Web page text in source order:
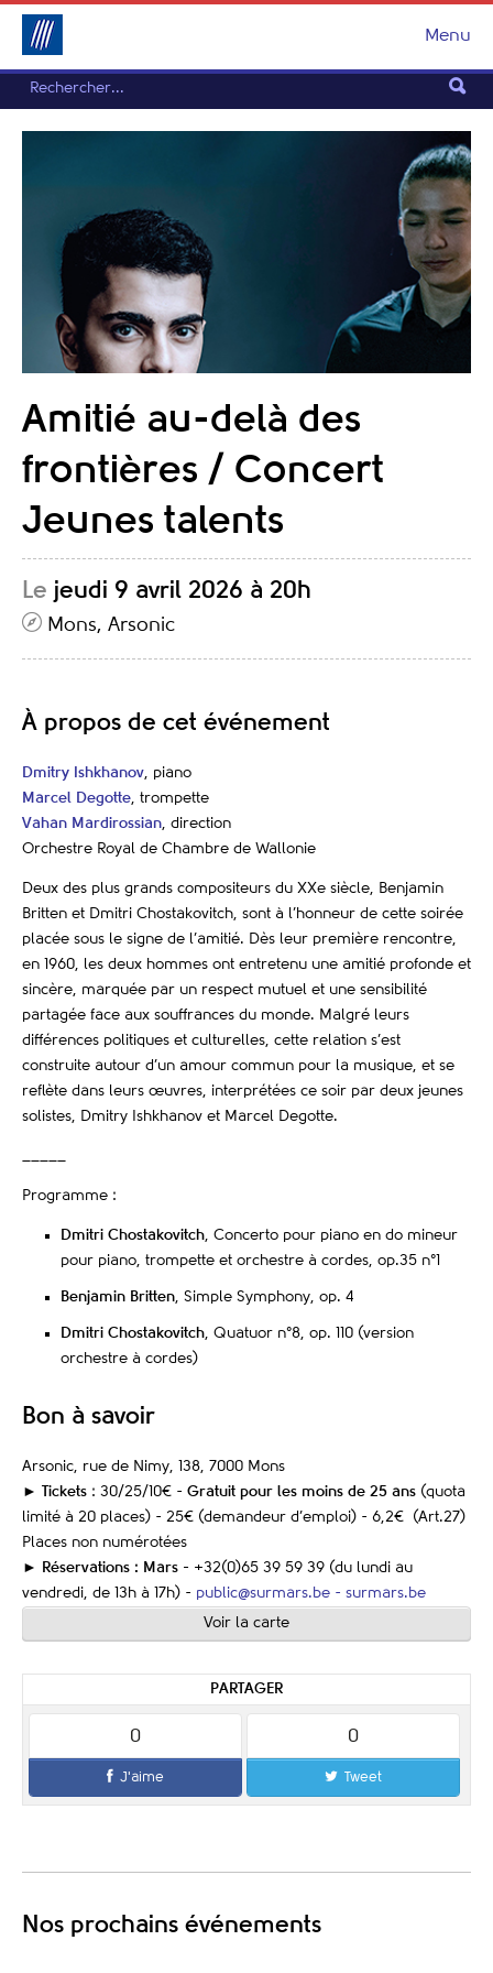
Menu
Amitié au-delà des
frontières / Concert
Jeunes talents
Le jeudi 9 avril 2026 à 20h
Mons, Arsonic
À propos de cet événement
Dmitry Ishkhanov, piano
Marcel Degotte, trompette
Vahan Mardirossian, direction
Orchestre Royal de Chambre de Wallonie
Deux des plus grands compositeurs du XXe siècle, Benjamin
Britten et Dmitri Chostakovitch, sont à l’honneur de cette soirée
placée sous le signe de l’amitié. Dès leur première rencontre,
en 1960, les deux hommes ont entretenu une amitié profonde et
sincère, marquée par un respect mutuel et une sensibilité
partagée face aux souffrances du monde. Malgré leurs
différences politiques et culturelles, cette relation s’est
construite autour d’un amour commun pour la musique, et se
reflète dans leurs œuvres, interprétées ce soir par deux jeunes
solistes, Dmitry Ishkhanov et Marcel Degotte.
Programme :
Dmitri Chostakovitch , Concerto pour piano en do mineur
pour piano, trompette et orchestre à cordes, op.35 n°1
Benjamin Britten , Simple Symphony, op. 4
Dmitri Chostakovitch , Quatuor n°8, op. 110 (version
orchestre à cordes)
Bon à savoir
Arsonic, rue de Nimy, 138, 7000 Mons
► Tickets : 30/25/10€ - Gratuit pour les moins de 25 ans (quota
limité à 20 places) - 25€ (demandeur d’emploi) - 6,2€ (Art.27)
Places non numérotées
►
Réservations : Mars - +32(0)65 39 59 39 (du lundi au
vendredi, de 13h à 17h) - public@surmars.be - surmars.be
Voir la carte
PARTAGER
0
J'aime
0
Tweet
Nos prochains événements